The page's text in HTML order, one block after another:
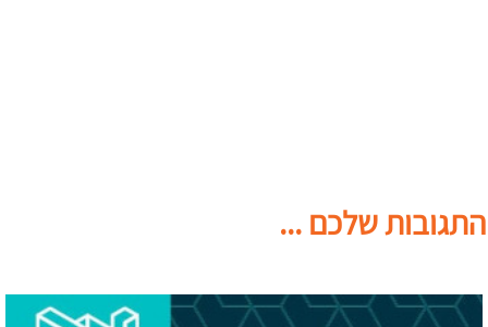
התגובות שלכם ...